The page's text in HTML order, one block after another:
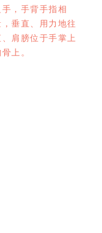
，手背手指相
垂直、用力地往
肩膀位于手掌上
上。